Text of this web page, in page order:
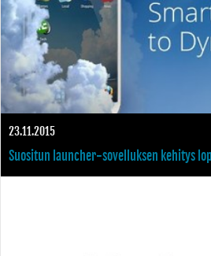
23.11.2015
Suositun launcher-sovelluksen kehitys